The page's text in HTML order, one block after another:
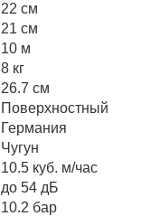
22 см
21 см
10 м
8 кг
26.7 см
Поверхностный
Германия
Чугун
10.5 куб. м/час
до 54 дБ
10.2 бар